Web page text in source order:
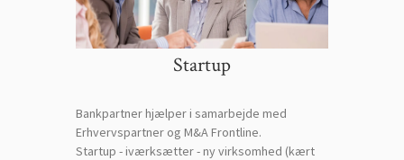
Startup
Bankpartner hjælper i samarbejde med
Erhvervspartner og M&A Frontline.
Startup - iværksætter - ny virksomhed (kært